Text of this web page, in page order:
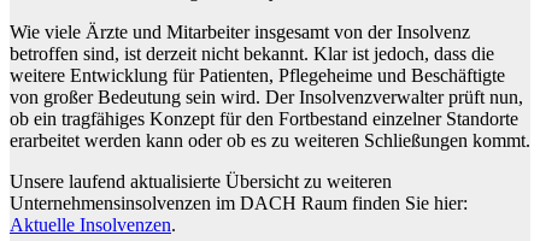
Wie viele Ärzte und Mitarbeiter insgesamt von der Insolvenz
betroffen sind, ist derzeit nicht bekannt. Klar ist jedoch, dass die
weitere Entwicklung für Patienten, Pflegeheime und Beschäftigte
von großer Bedeutung sein wird. Der Insolvenzverwalter prüft nun,
ob ein tragfähiges Konzept für den Fortbestand einzelner Standorte
erarbeitet werden kann oder ob es zu weiteren Schließungen kommt.
Unsere laufend aktualisierte Übersicht zu weiteren
Unternehmensinsolvenzen im DACH Raum finden Sie hier:
Aktuelle Insolvenzen.